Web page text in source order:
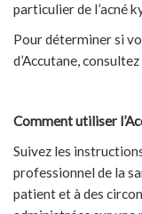
particulier de l’acné
Pour déterminer si
d’Accutane,
Comment utiliser
Suivez les
professionnel de la
patient et à des